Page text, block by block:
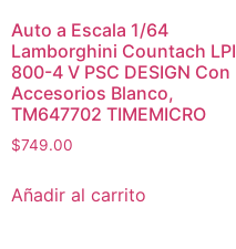
Auto a Escala 1/64
Lamborghini Countach LPI
800-4 V PSC DESIGN Con
Accesorios Blanco,
TM647702 TIMEMICRO
$749.00
Añadir al carrito